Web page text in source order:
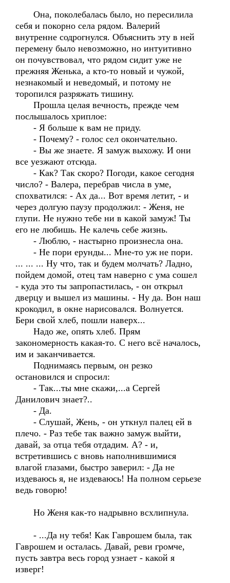
Она, поколебалась было, но пересилила
себя и покорно села рядом. Валерий
внутренне содрогнулся. Объяснить эту в ней
перемену было невозможно, но интуитивно
он почувствовал, что рядом сидит уже не
прежняя Женька, а кто-то новый и чужой,
незнакомый и неведомый, и потому не
торопился разряжать тишину.
Прошла целая вечность, прежде чем
послышалось хриплое:
- Я больше к вам не приду.
- Почему? - голос сел окончательно.
- Вы же знаете. Я замуж выхожу. И они
все уезжают отсюда.
- Как? Так скоро? Погоди, какое сегодня
число? - Валера, перебрав числа в уме,
спохватился: - Ах да... Вот время летит, - и
через долгую паузу продолжил: - Женя, не
глупи. Не нужно тебе ни в какой замуж! Ты
его не любишь. Не калечь себе жизнь.
- Люблю, - настырно произнесла она.
- Не пори ерунды... Мне-то уж не пори.
... ... ... Ну что, так и будем молчать? Ладно,
пойдем домой, отец там наверно с ума сошел
- куда это ты запропастилась, - он открыл
дверцу и вышел из машины. - Ну да. Вон наш
крокодил, в окне нарисовался. Волнуется.
Бери свой хлеб, пошли наверх...
Надо же, опять хлеб. Прям
закономерность какая-то. С него всё началось,
им и заканчивается.
Поднимаясь первым, он резко
остановился и спросил:
- Так...ты мне скажи,...а Сергей
Данилович знает?..
- Да.
- Слушай, Жень, - он уткнул палец ей в
плечо. - Раз тебе так важно замуж выйти,
давай, за отца тебя отдадим. А? - и,
встретившись с вновь наполнившимися
влагой глазами, быстро заверил: - Да не
издеваюсь я, не издеваюсь! На полном серьезе
ведь говорю!
Но Женя как-то надрывно всхлипнула.
- ...Да ну тебя! Как Гаврошем была, так
Гаврошем и осталась. Давай, реви громче,
пусть завтра весь город узнает - какой я
изверг!